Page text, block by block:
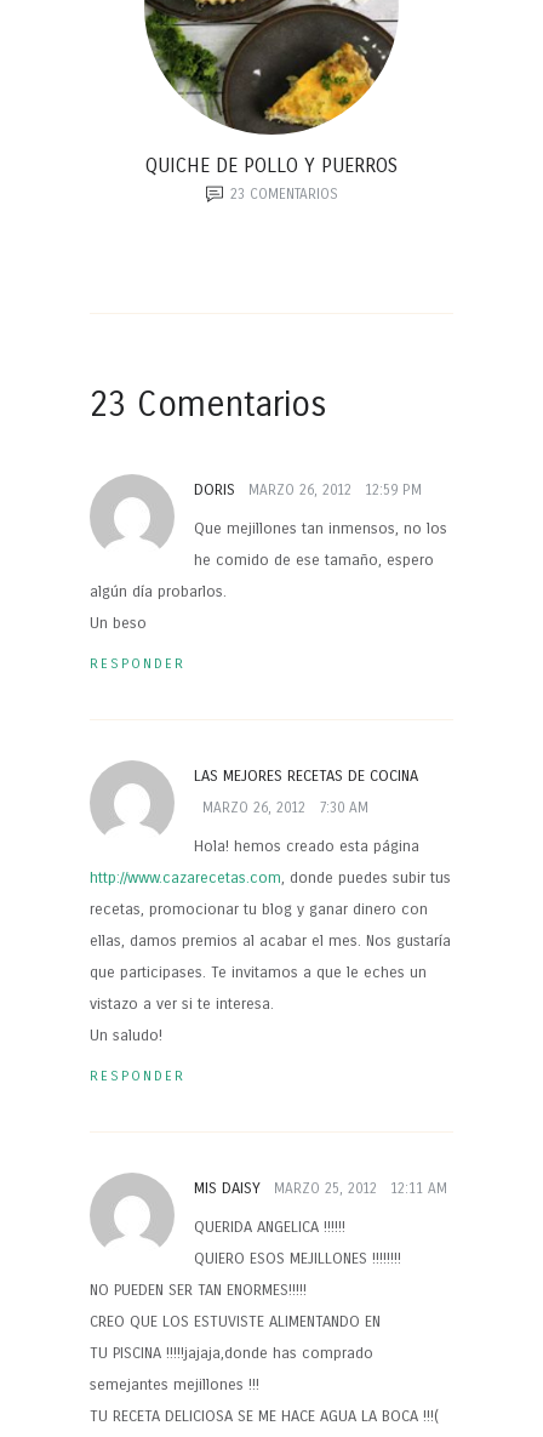
QUICHE DE POLLO Y PUERROS
23 COMENTARIOS
23 Comentarios
DORIS MARZO 26, 2012 12:59 PM
Que mejillones tan inmensos, no los
he comido de ese tamaño, espero
algún día probarlos.
Un beso
RESPONDER
LAS MEJORES RECETAS DE COCINA
MARZO 26, 2012 7:30 AM
Hola! hemos creado esta página
http://www.cazarecetas.com, donde puedes subir tus
recetas, promocionar tu blog y ganar dinero con
ellas, damos premios al acabar el mes. Nos gustaría
que participases. Te invitamos a que le eches un
vistazo a ver si te interesa.
Un saludo!
RESPONDER
MIS DAISY MARZO 25, 2012 12:11 AM
QUERIDA ANGELICA !!!!!!
QUIERO ESOS MEJILLONES !!!!!!!!
NO PUEDEN SER TAN ENORMES!!!!!
CREO QUE LOS ESTUVISTE ALIMENTANDO EN
TU PISCINA !!!!!jajaja,donde has comprado
semejantes mejillones !!!
TU RECETA DELICIOSA SE ME HACE AGUA LA BOCA !!!(